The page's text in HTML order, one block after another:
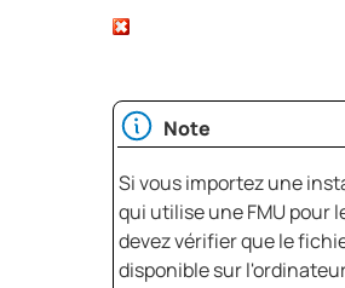
Note
Si vous importez une
qui utilise une FMU pour
devez vérifier que le
disponible sur